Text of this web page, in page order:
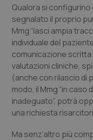
Valle D’Aosta
Veneto
Oncologia &
Psoriasi & pelle
Qualora si
segnalato il proprio
Mmg “lasci ampia
individuale del
comunicazione
valutazioni cliniche,
(anche con rilascio di
modo, il Mmg “in caso
inadeguato”, potrà
una richiesta
Ma senz’altro più